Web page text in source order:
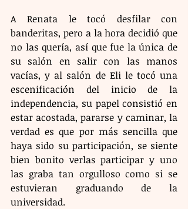
A Renata le tocó desfilar con
banderitas, pero a la hora decidió que
no las quería, así que fue la única de
su salón en salir con las manos
vacías, y al salón de Eli le tocó una
escenificación del inicio de la
independencia, su papel consistió en
estar acostada, pararse y caminar, la
verdad es que por más sencilla que
haya sido su participación, se siente
bien bonito verlas participar y uno
las graba tan orgulloso como si se
estuvieran graduando de la
universidad.